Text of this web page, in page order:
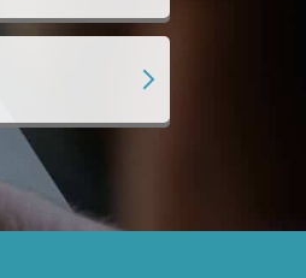
2021年6月
2020年12月
2020年10月
2020年8月